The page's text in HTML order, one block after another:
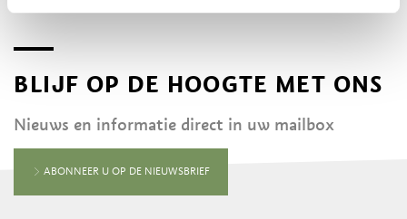
BLIJF OP DE HOOGTE MET ONS
Nieuws en informatie direct in uw mailbox
ABONNEER U OP DE NIEUWSBRIEF